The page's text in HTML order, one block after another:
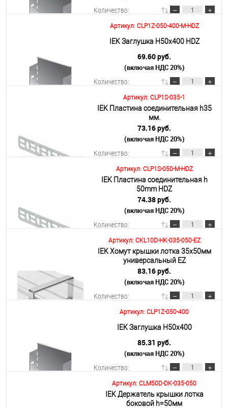
Количество:
В корзину
Подробнее
Артикул: CLP1Z-050-400-M-HDZ
IEK Заглушка Н50х400 HDZ
69.60 руб.
(включая НДС 20%)
Количество:
В корзину
Подробнее
Артикул: CLP1S-035-1
IEK Пластина соединительная h35
мм.
73.16 руб.
(включая НДС 20%)
Количество:
В корзину
Подробнее
Артикул: CLP1S-050-M-HDZ
IEK Пластина соединительная h
50mm HDZ
74.38 руб.
(включая НДС 20%)
Количество:
В корзину
Подробнее
Артикул: CKL10D-HK-035-050-EZ
IEK Хомут крышки лотка 35х50мм
универсальный EZ
83.16 руб.
(включая НДС 20%)
Количество:
В корзину
Подробнее
Артикул: CLP1Z-050-400
IEK Заглушка Н50х400
85.31 руб.
(включая НДС 20%)
Количество:
В корзину
Артикул: CLM50D-DK-035-050
IEK Держатель крышки лотка
боковой h=50мм